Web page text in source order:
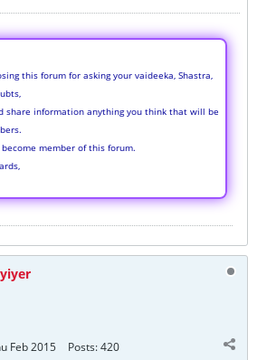
this forum for asking your vaideeka, Shastra,
share information anything you think that will be
member of this forum.
Feb 2015 Posts:420